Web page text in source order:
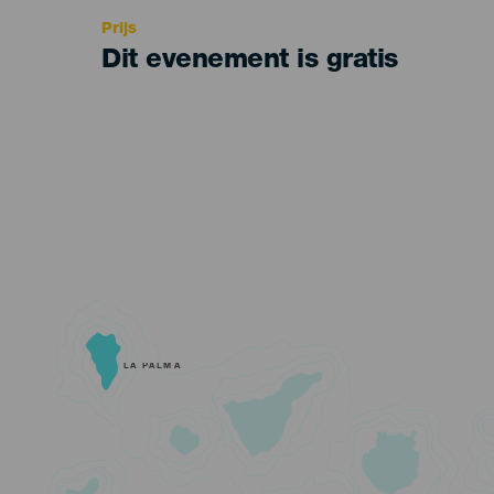
Prijs
Dit evenement is gratis
LA PALMA